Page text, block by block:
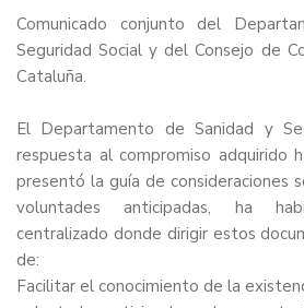
Comunicado conjunto del
Seguridad Social y del Consejo de
Cataluña.
El Departamento de Sanidad y
respuesta al compromiso adquirido
presentó la guía de consideraciones
voluntades anticipadas, ha
centralizado donde dirigir estos
de:
Facilitar el conocimiento de la